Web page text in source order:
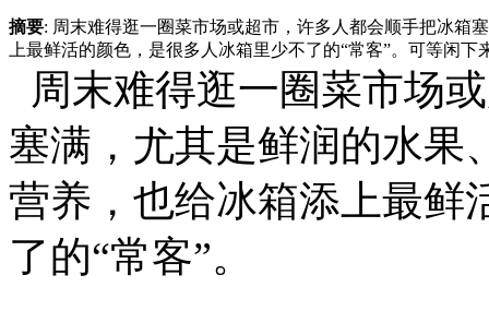
摘要: 周末难得逛一圈菜市场或超市，许多人都会顺手把冰箱
上最鲜活的颜色，是很多人冰箱里少不了的“常客”。可等闲
周末难得逛一圈菜市场
塞满，尤其是鲜润的水果
营养，也给冰箱添上最鲜
了的“常客”。